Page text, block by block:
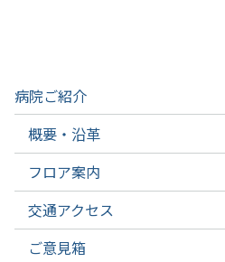
病院ご紹介
概要・沿革
フロア案内
交通アクセス
ご意見箱